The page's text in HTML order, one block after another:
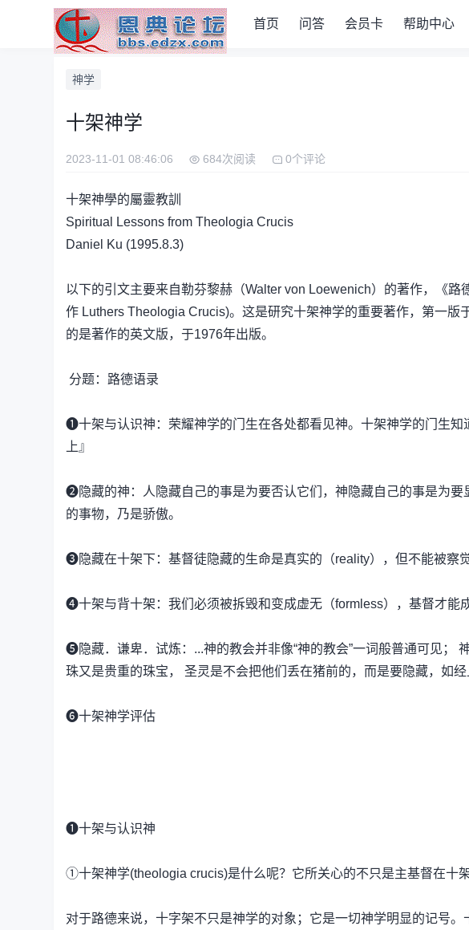
首页 问答 会员卡 帮助中心
神学
十架神学
2023-11-01 08:46:06 684次阅读 0个评论
十架神學的屬靈教訓
Spiritual Lessons from Theologia Crucis
Daniel Ku (1995.8.3)
以下的引文主要来自勒芬黎赫（Walter von Loewenich）的著作，《
作 Luthers Theologia Crucis)。这是研究十架神学的重要著作，第一
的是著作的英文版，于1976年出版。
分题：路德语录
❶十架与认识神：荣耀神学的门生在各处都看见神。十架神学的门生
上』
❷隐藏的神：人隐藏自己的事是为要否认它们，神隐藏自己的事是为要
的事物，乃是骄傲。
❸隐藏在十架下：基督徒隐藏的生命是真实的（reality），但不能被察觉
❹十架与背十架：我们必须被拆毁和变成虚无（formless），基督才能
❺隐藏．谦卑．试炼：...神的教会并非像“神的教会”一词般普通可见；
珠又是贵重的珠宝， 圣灵是不会把他们丢在猪前的，而是要隐藏，如
❻十架神学评估
❶十架与认识神
①十架神学(theologia crucis)是什么呢？它所关心的不只是主基督在十
对于路德来说，十字架不只是神学的对象；它是一切神学明显的记号